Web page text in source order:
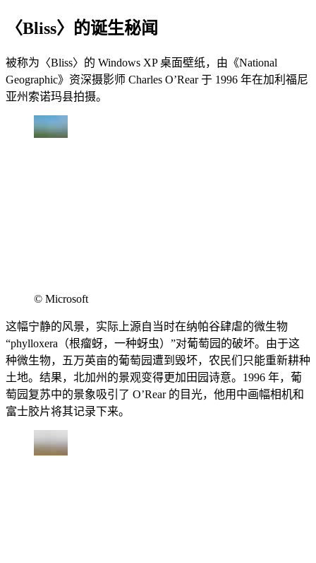
〈Bliss〉的诞生秘闻
被称为〈Bliss〉的 Windows XP 桌面壁纸，由《National
Geographic》资深摄影师 Charles O’Rear 于 1996 年在加利福尼
亚州索诺玛县拍摄。
© Microsoft
这幅宁静的风景，实际上源自当时在纳帕谷肆虐的微生物
“phylloxera（根瘤蚜，一种蚜虫）”对葡萄园的破坏。由于这
种微生物，五万英亩的葡萄园遭到毁坏，农民们只能重新耕种
土地。结果，北加州的景观变得更加田园诗意。1996 年，葡
萄园复苏中的景象吸引了 O’Rear 的目光，他用中画幅相机和
富士胶片将其记录下来。